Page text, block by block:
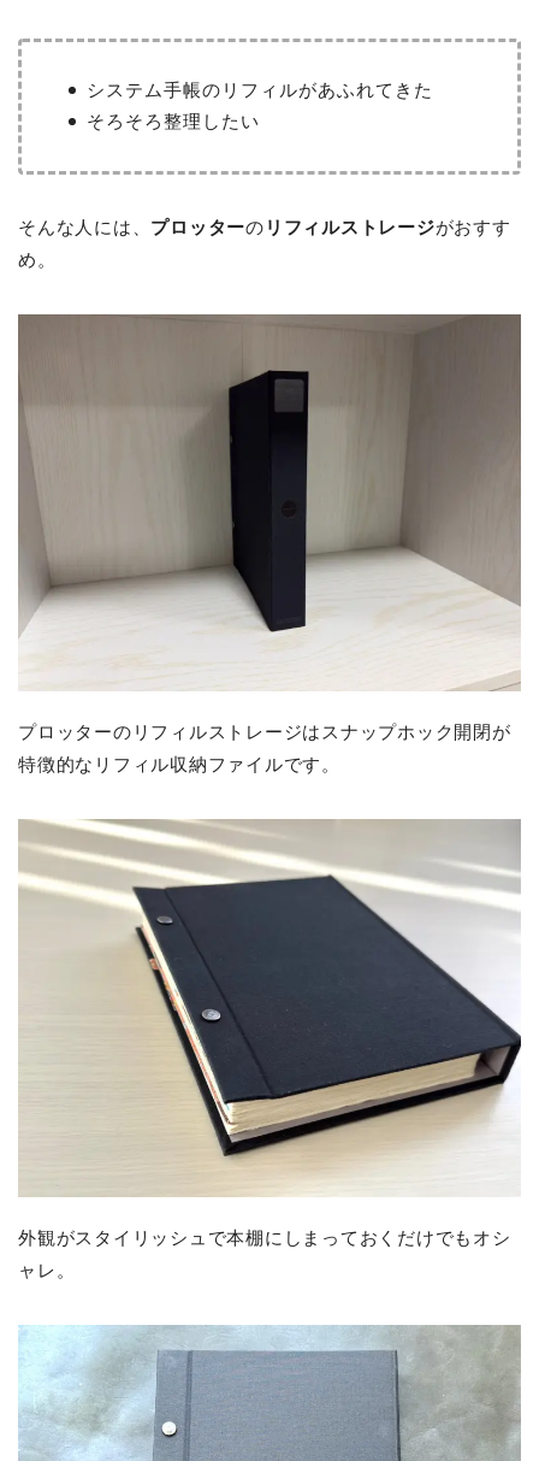
システム手帳のリフィルがあふれてきた
そろそろ整理したい
そんな人には、 プロッターの リフィルストレージがおすす
め。
プロッターのリフィルストレージはスナップホック開閉が
特徴的なリフィル収納ファイルです。
外観がスタイリッシュで本棚にしまっておくだけでもオシ
ャレ。